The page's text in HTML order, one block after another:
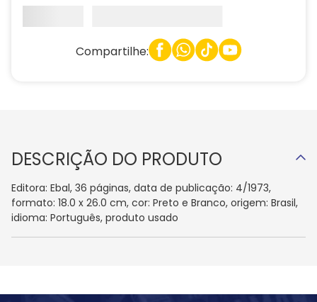
Compartilhe:
DESCRIÇÃO DO PRODUTO
Editora: Ebal, 36 páginas, data de publicação: 4/1973,
formato: 18.0 x 26.0 cm, cor: Preto e Branco, origem: Brasil,
idioma: Português, produto usado